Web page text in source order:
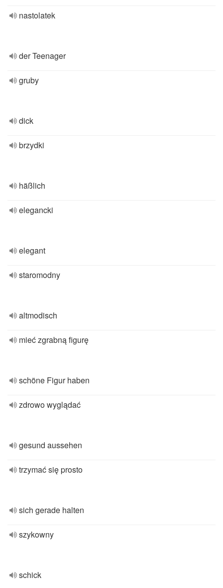
nastolatek
der Teenager
gruby
dick
brzydki
häßlich
elegancki
elegant
staromodny
altmodisch
mieć zgrabną figurę
schöne Figur haben
zdrowo wyglądać
gesund aussehen
trzymać się prosto
sich gerade halten
szykowny
schick